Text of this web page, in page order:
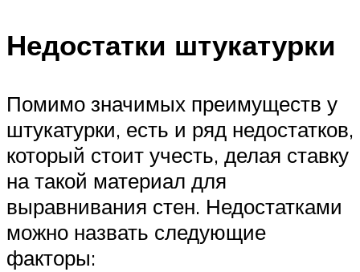
Недостатки штукатурки
Помимо значимых преимуществ у
штукатурки, есть и ряд недостатков,
который стоит учесть, делая ставку
на такой материал для
выравнивания стен. Недостатками
можно назвать следующие
факторы: